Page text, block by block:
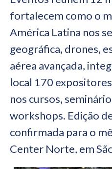
fortalecem como o
América Latina nos
geográfica, drones,
aérea avançada,
local 170
nos cursos,
workshops. Edição
confirmada para o
Center Norte, em